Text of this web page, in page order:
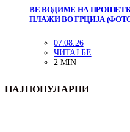
ВЕ ВОДИМЕ НА
ПЛАЖИ ВО ГРЦИЈА
07.08.26
ЧИТАЈ БЕ
2 MIN
НАЈПОПУЛАРНИ